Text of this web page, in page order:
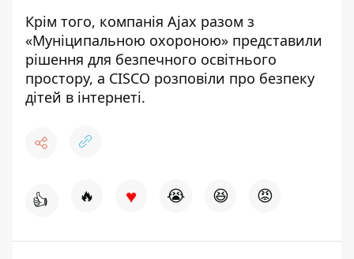
Крім того, компанія Ajax разом з
«Муніципальною охороною» представили
рішення для безпечного освітнього
простору, а CISCO розповіли про безпеку
дітей в інтернеті.
👍 🔥 ♥ 😭 😆 😡